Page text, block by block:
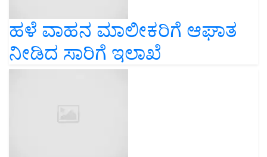
ಹಳೆ ವಾಹನ ಮಾಲೀಕರಿಗೆ ಆಘಾತ
ನೀಡಿದ ಸಾರಿಗೆ ಇಲಾಖೆ